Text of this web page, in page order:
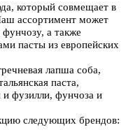
который совмещает в
ассортимент может
а также
пасты из европейских
лапша соба,
паста,
и фузилли, фунчоза и
следующих брендов: